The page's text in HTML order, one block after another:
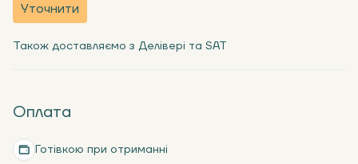
Уточнити
Також доставляємо з Делівері та SAT
Оплата
Готівкою при отриманні